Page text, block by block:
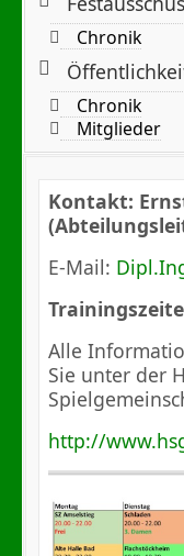
Chronik
Chronik
Mitglieder
Kontakt:
E-Mail:
Alle
Sie unter der
http://